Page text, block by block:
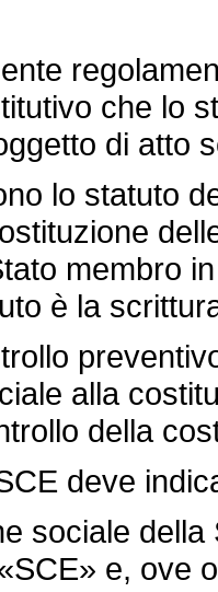
che lo
di atto
lo statuto
membro
è la
alla
della
deve
sociale della
e, ove